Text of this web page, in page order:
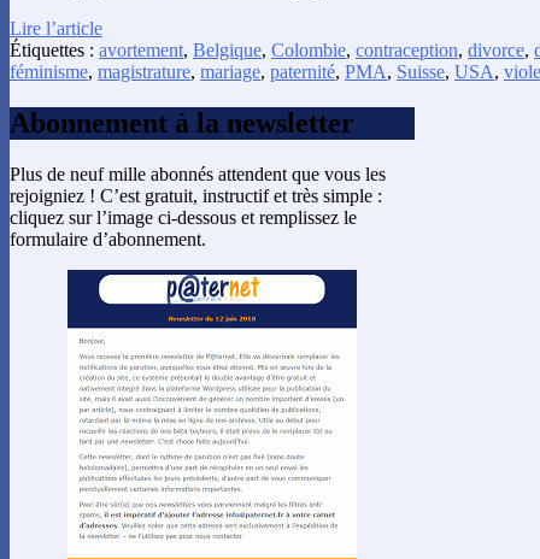
Lire l’article
Étiquettes : avortement, Belgique, Colombie, contraception, divorce,
féminisme, magistrature, mariage, paternité, PMA, Suisse, USA,
Abonnement à la newsletter
Plus de neuf mille abonnés attendent que vous les
rejoigniez ! C’est gratuit, instructif et très simple :
cliquez sur l’image ci-dessous et remplissez le
formulaire d’abonnement.